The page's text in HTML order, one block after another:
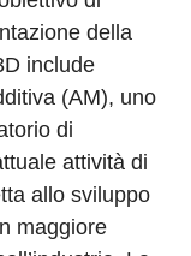
della
include
(AM), uno
di
attività di
allo sviluppo
maggiore